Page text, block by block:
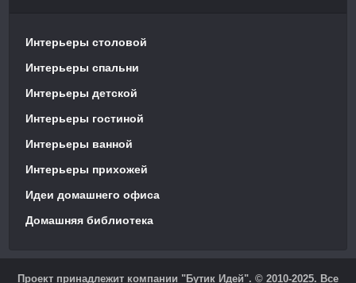
Интерьеры столовой
Интерьеры спальни
Интерьеры детской
Интерьеры гостиной
Интерьеры ванной
Интерьеры прихожей
Идеи домашнего офиса
Домашняя библиотека
Проект принадлежит компании "Бутик Идей". © 2010-2025. Все